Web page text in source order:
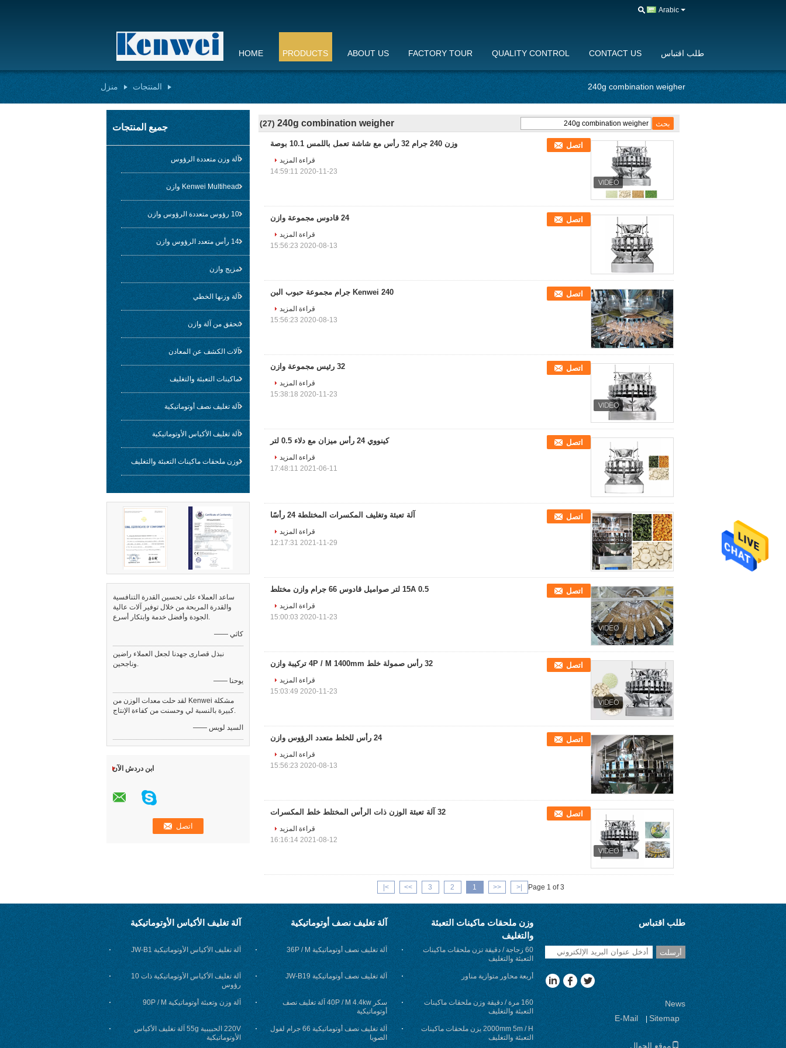
Arabic
HOME PRODUCTS ABOUT US FACTORY TOUR QUALITY CONTROL CONTACT US طلب اقتباس
منزل المنتجات 240g combination weigher
جميع المنتجات
آلة وزن متعددة الرؤوس
Kenwei Multihead وازن
10 رؤوس متعددة الرؤوس وازن
14 رأس متعدد الرؤوس وازن
مزيج وازن
آلة وزنها الخطي
تحقق من آلة وازن
آلات الكشف عن المعادن
ماكينات التعبئة والتغليف
آلة تغليف نصف أوتوماتيكية
آلة تغليف الأكياس الأوتوماتيكية
وزن ملحقات ماكينات التعبئة والتغليف
ساعد العملاء على تحسين القدرة التنافسية
والقدرة المربحة من خلال توفير آلات عالية
الجودة وأفضل خدمة وابتكار أسرع.
—— كاثي
نبذل قصارى جهدنا لجعل العملاء راضين
وناجحين.
—— يوحنا
لقد حلت معدات الوزن من Kenwei مشكلة
كبيرة بالنسبة لي وحسنت من كفاءة الإنتاج.
—— السيد لويس
ابن دردش الآن
240g combination weigher
(27)
وزن 240 جرام 32 رأس مع شاشة تعمل باللمس 10.1 بوصة اتصل
قراءة المزيد
2020-11-23 14:59:11
24 قادوس مجموعة وازن اتصل
قراءة المزيد
2020-08-13 15:56:23
Kenwei 240 جرام مجموعة حبوب البن اتصل
قراءة المزيد
2020-08-13 15:56:23
32 رئيس مجموعة وازن اتصل
قراءة المزيد
2020-11-23 15:38:18
كينووي 24 رأس ميزان مع دلاء 0.5 لتر اتصل
قراءة المزيد
2021-06-11 17:48:11
آلة تعبئة وتغليف المكسرات المختلطة 24 رأسًا اتصل
قراءة المزيد
2021-11-29 12:17:31
15A 0.5 لتر صواميل قادوس 66 جرام وازن مختلط اتصل
قراءة المزيد
2020-11-23 15:00:03
32 رأس صمولة خلط 4P / M 1400mm تركيبة وازن اتصل
قراءة المزيد
2020-11-23 15:03:49
24 رأس للخلط متعدد الرؤوس وازن اتصل
قراءة المزيد
2020-08-13 15:56:23
32 آلة تعبئة الوزن ذات الرأس المختلط خلط المكسرات اتصل
قراءة المزيد
2021-08-12 16:16:14
Page 1 of 3
|<
<<
1
2
3
>>
>|
آلة تغليف الأكياس الأوتوماتيكية
آلة تغليف الأكياس الأوتوماتيكية JW-B1
آلة تغليف الأكياس الأوتوماتيكية ذات 10
رؤوس
آلة وزن وتعبئة أوتوماتيكية 90P / M
220V الحبيبية 55g آلة تغليف الأكياس
الأوتوماتيكية
آلة تغليف نصف أوتوماتيكية
آلة تغليف نصف أوتوماتيكية 36P / M
آلة تغليف نصف أوتوماتيكية JW-B19
سكر 40P / M 4.4kw آلة تغليف نصف
أوتوماتيكية
آلة تغليف نصف أوتوماتيكية 66 جرام لفول
الصويا
وزن ملحقات ماكينات التعبئة
والتغليف
60 زجاجة / دقيقة تزن ملحقات ماكينات
التعبئة والتغليف
أربعة محاور متوازية مناور
160 مرة / دقيقة وزن ملحقات ماكينات
التعبئة والتغليف
2000mm 5m / H يزن ملحقات ماكينات
التعبئة والتغليف
طلب اقتباس
أرسلت
News
E-Mail
|Sitemap
موقع الجوال